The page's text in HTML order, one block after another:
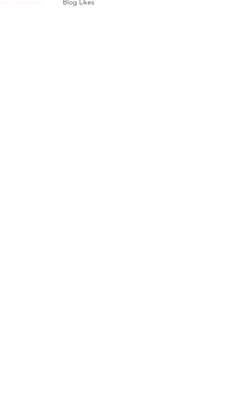
Blog Likes